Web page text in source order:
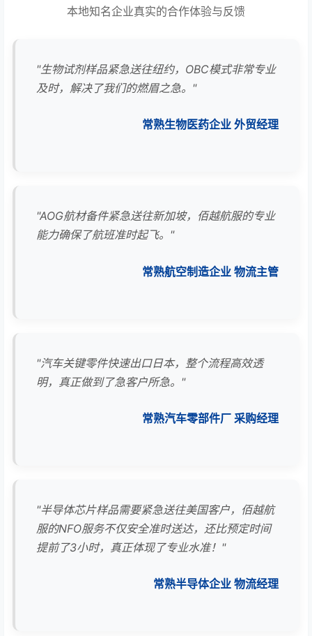
本地知名企业真实的合作体验与反馈
"生物试剂样品紧急送往纽约，OBC模式非常专业
及时，解决了我们的燃眉之急。"
常熟生物医药企业 外贸经理
"AOG航材备件紧急送往新加坡，佰越航服的专业
能力确保了航班准时起飞。"
常熟航空制造企业 物流主管
"汽车关键零件快速出口日本，整个流程高效透
明，真正做到了急客户所急。"
常熟汽车零部件厂 采购经理
"半导体芯片样品需要紧急送往美国客户，佰越航
服的NFO服务不仅安全准时送达，还比预定时间
提前了3小时，真正体现了专业水准！"
常熟半导体企业 物流经理